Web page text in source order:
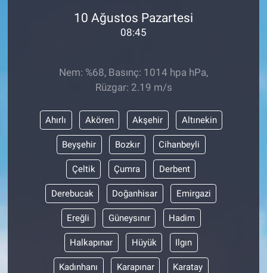
10 Ağustos Pazartesi
08:45
Nem: %68, Basınç: 1014 hpa hPa,
Rüzgar: 2.19 m/s
Ahırlı Akören Akşehir Altınekin
Beyşehir Bozkır Cihanbeyli
Çeltik Çumra Derbent
Derebucak Doğanhisar Emirgazi
Ereğli Güneysınır Hadim
Halkapınar Hüyük Ilgın
Kadınhanı Karapınar Karatay